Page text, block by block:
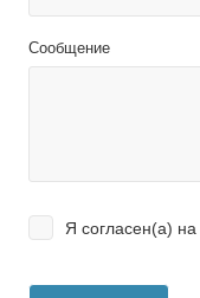
Сообщение
Я согласен(а) на